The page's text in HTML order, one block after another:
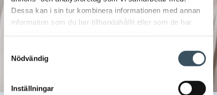
Dessa kan i sin tur kombinera informationen med annan
information som du har tillhandahållit eller som de har
Nödvändig
Inställningar